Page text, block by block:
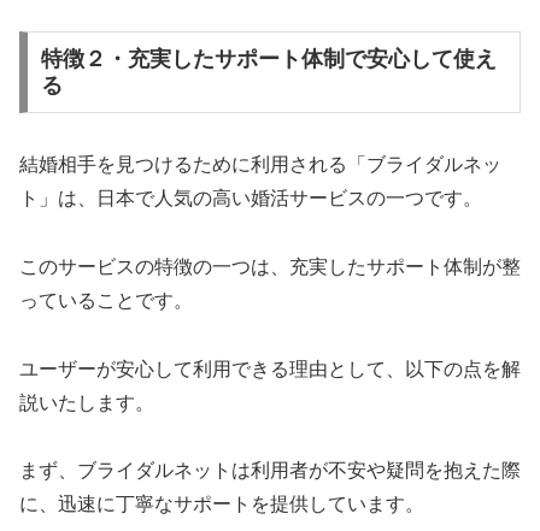
特徴２・充実したサポート体制で安心して使え
る
結婚相手を見つけるために利用される「ブライダルネッ
ト」は、日本で人気の高い婚活サービスの一つです。
このサービスの特徴の一つは、充実したサポート体制が整
っていることです。
ユーザーが安心して利用できる理由として、以下の点を解
説いたします。
まず、ブライダルネットは利用者が不安や疑問を抱えた際
に、迅速に丁寧なサポートを提供しています。